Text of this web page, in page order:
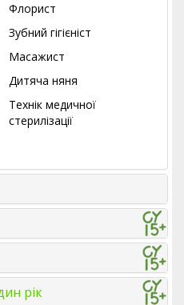
Флорист
Зубний гігієніст
Масажист
Дитяча няня
Технік медичної
стерилізації
рік